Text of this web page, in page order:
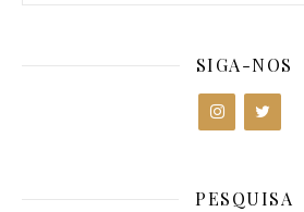
SIGA-NOS
PESQUISA